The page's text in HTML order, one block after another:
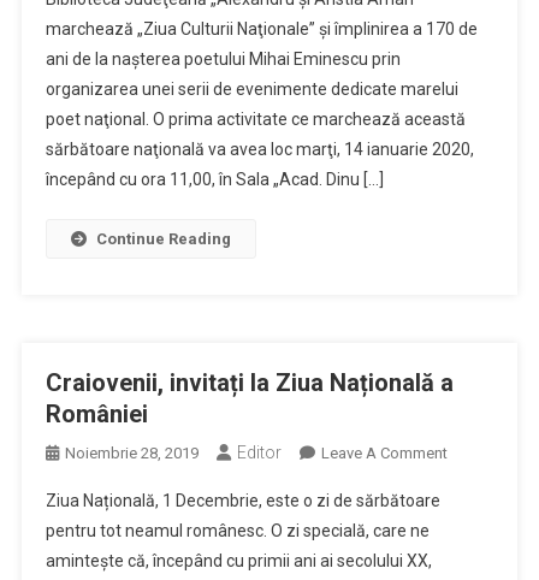
„Alexandru
Aristia
Aman”
Marchează
marchează „Ziua Culturii Naţionale” şi împlinirea a 170 de
ani de la naşterea poetului Mihai Eminescu prin
organizarea unei serii de evenimente dedicate marelui
poet naţional. O prima activitate ce marchează această
sărbătoare naţională va avea loc marţi, 14 ianuarie 2020,
începând cu ora 11,00, în Sala „Acad. Dinu […]
Continue Reading
Craiovenii, invitați la Ziua Națională a
României
Noiembrie 28, 2019 Editor Leave A CommentOn
Ziua Națională, 1 Decembrie, este o zi de sărbătoare
pentru tot neamul românesc. O zi specială, care ne
amintește că, începând cu primii ani ai secolului XX,